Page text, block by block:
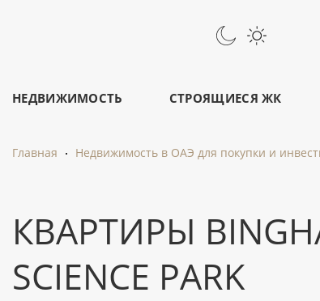
НЕДВИЖИМОСТЬ СТРОЯЩИЕСЯ ЖК
Главная Недвижимость в ОАЭ для покупки и
КВАРТИРЫ
SCIENCE PARK